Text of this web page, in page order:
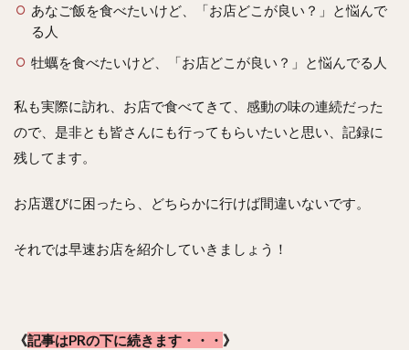
あなご飯を食べたいけど、「お店どこが良い？」と悩んで
る人
牡蠣を食べたいけど、「お店どこが良い？」と悩んでる人
私も実際に訪れ、お店で食べてきて、感動の味の連続だった
ので、是非とも皆さんにも行ってもらいたいと思い、記録に
残してます。
お店選びに困ったら、どちらかに行けば間違いないです。
それでは早速お店を紹介していきましょう！
《記事はPRの下に続きます・・・ 》